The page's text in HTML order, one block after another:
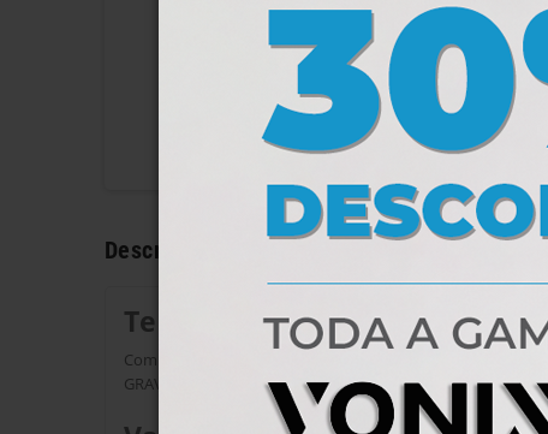
Descrição
Tecnologia
Com base na mais recente tecnologia, criamos um
GRAVON é um dos produtos mais inovadores que